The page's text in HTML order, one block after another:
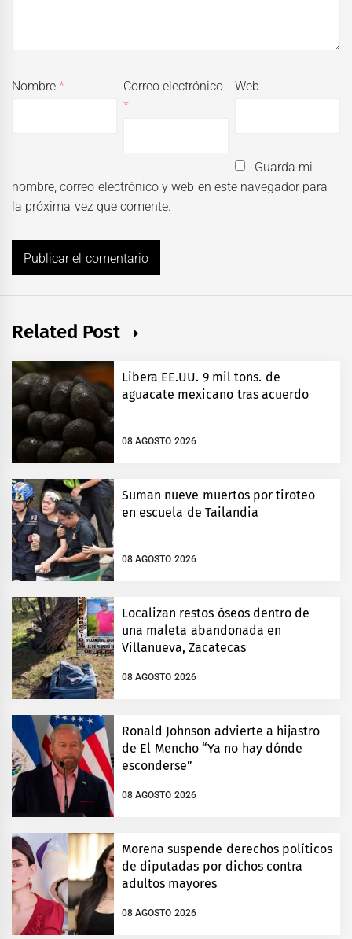
Nombre*
Correo electrónico
*
Web
Guarda mi
nombre, correo electrónico y web en este navegador para
la próxima vez que comente.
Related Post
Libera EE.UU. 9 mil tons. de
aguacate mexicano tras acuerdo
08 AGOSTO 2026
Suman nueve muertos por tiroteo
en escuela de Tailandia
08 AGOSTO 2026
Localizan restos óseos dentro de
una maleta abandonada en
Villanueva, Zacatecas
08 AGOSTO 2026
Ronald Johnson advierte a hijastro
de El Mencho “Ya no hay dónde
esconderse”
08 AGOSTO 2026
Morena suspende derechos políticos
de diputadas por dichos contra
adultos mayores
08 AGOSTO 2026